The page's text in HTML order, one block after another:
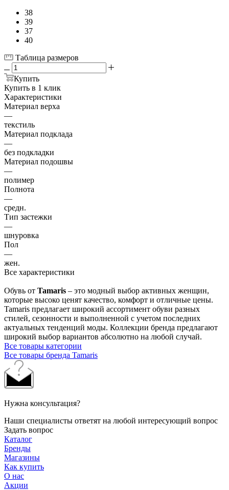
38
39
37
40
Таблица размеров
Купить
Купить в 1 клик
Характеристики
Материал верха
—
текстиль
Материал подклада
—
без подкладки
Материал подошвы
—
полимер
Полнота
—
средн.
Тип застежки
—
шнуровка
Пол
—
жен.
Все характеристики
Обувь от Tamaris – это модный выбор активных женщин,
которые высоко ценят качество, комфорт и отличные цены.
Tamaris предлагает широкий ассортимент обуви разных
стилей, сезонности и выполненной с учетом последних
актуальных тенденций моды. Коллекции бренда предлагают
широкий выбор вариантов абсолютно на любой случай.
Все товары категории
Все товары бренда Tamaris
Нужна консультация?
Наши специалисты ответят на любой интересующий вопрос
Задать вопрос
Каталог
Бренды
Магазины
Как купить
О нас
Акции